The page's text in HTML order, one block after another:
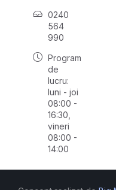
0240
564
990
Program
de
lucru:
luni - joi
08:00 -
16:30,
vineri
08:00 -
14:00